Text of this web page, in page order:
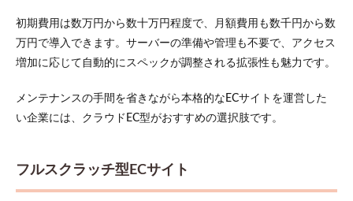
初期費用は数万円から数十万円程度で、月額費用も数千円から数
万円で導入できます。サーバーの準備や管理も不要で、アクセス
増加に応じて自動的にスペックが調整される拡張性も魅力です。
メンテナンスの手間を省きながら本格的なECサイトを運営した
い企業には、クラウドEC型がおすすめの選択肢です。
フルスクラッチ型ECサイト